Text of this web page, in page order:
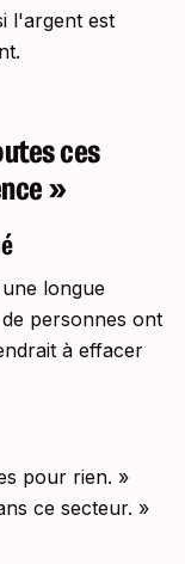
l'argent est
ces
»
longue
personnes ont
à effacer
pour rien. »
ce secteur. »